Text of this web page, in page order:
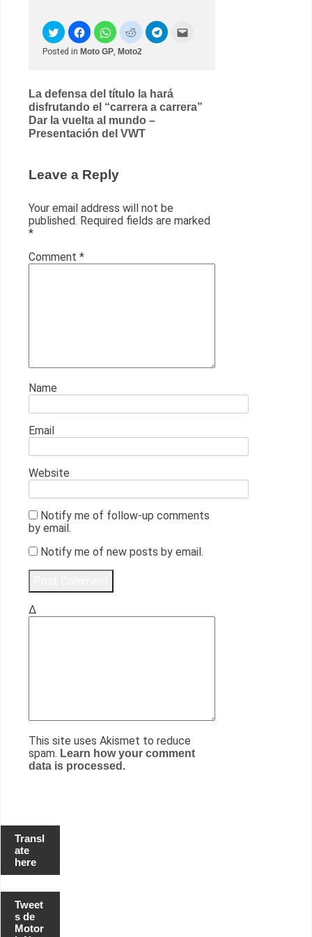
Posted in Moto GP, Moto2
Post
navigation
La defensa del título la hará
disfrutando el “carrera a carrera”
Dar la vuelta al mundo –
Presentación del VWT
Leave a Reply
Your email address will not be
published. Required fields are marked
*
Comment *
Name
Email
Website
Notify me of follow-up comments
by email.
Notify me of new posts by email.
Δ
This site uses Akismet to reduce
spam. Learn how your comment
data is processed.
Transl
ate
here
Tweet
s de
Motor